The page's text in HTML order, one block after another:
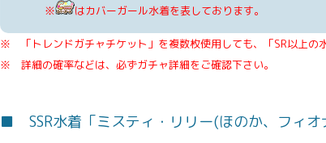
※ はカバーガール水着を表しております。
※ 「トレンドガチャチケット」を複数枚使用しても、「SR以上の
※ 詳細の確率などは、必ずガチャ詳細をご確認下さい。
■ SSR水着「ミスティ・リリー(ほのか、フィオ